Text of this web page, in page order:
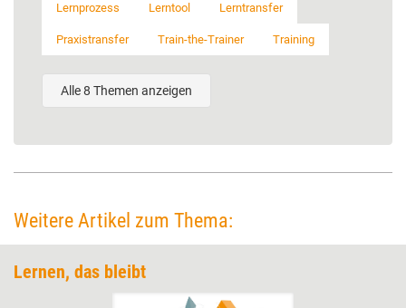
Lernprozess Lerntool Lerntransfer
Praxistransfer Train-the-Trainer Training
Alle 8 Themen anzeigen
Weitere Artikel zum Thema:
Lernen, das bleibt